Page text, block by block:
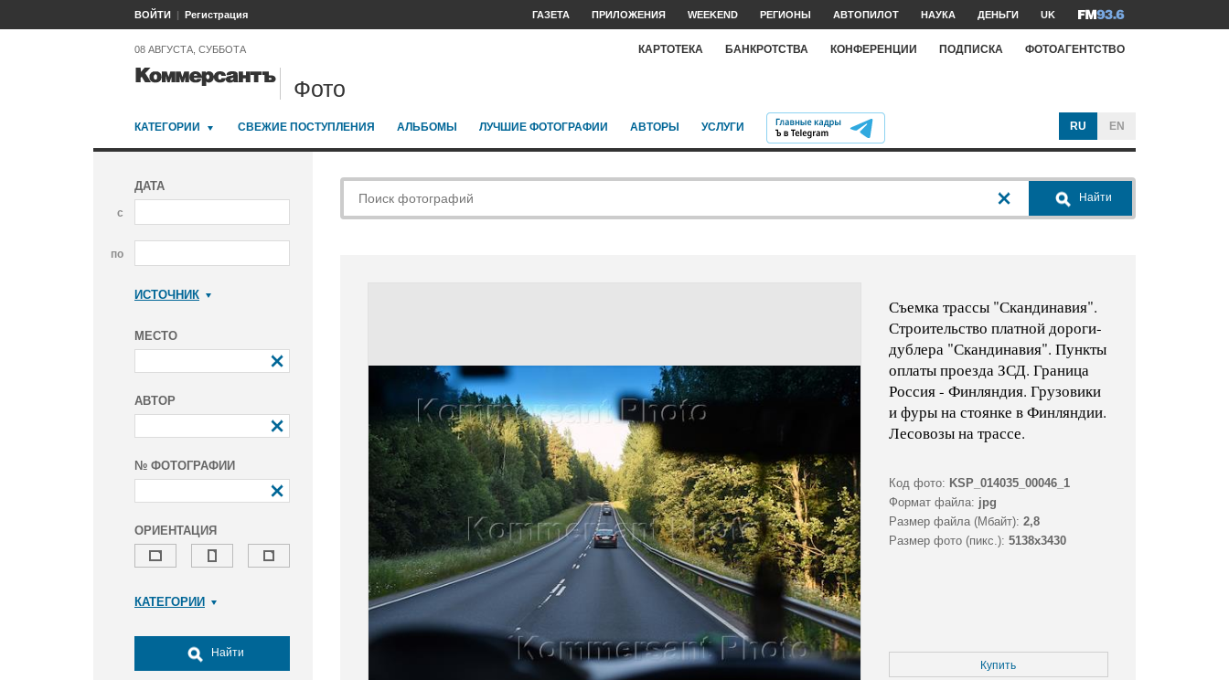
ВОЙТИ Регистрация ГАЗЕТА ПРИЛОЖЕНИЯ WEEKEND РЕГИОНЫ АВТОПИЛОТ НАУКА ДЕНЬГИ UK
08 АВГУСТА, СУББОТА КАРТОТЕКА БАНКРОТСТВА КОНФЕРЕНЦИИ ПОДПИСКА ФОТОАГЕНТСТВО
Фото
КАТЕГОРИИ СВЕЖИЕ ПОСТУПЛЕНИЯ АЛЬБОМЫ ЛУЧШИЕ ФОТОГРАФИИ АВТОРЫ УСЛУГИ RU EN
ДАТА
с
по
ИСТОЧНИК
МЕСТО
АВТОР
№ ФОТОГРАФИИ
ОРИЕНТАЦИЯ
КАТЕГОРИИ
Досуг, туризм и отдых
Культура
Найти
Найти
Съемка трассы "Скандинавия".
Строительство платной дороги-
дублера "Скандинавия". Пункты
оплаты проезда ЗСД. Граница
Россия - Финляндия. Грузовики
и фуры на стоянке в Финляндии.
Лесовозы на трассе.
Код фото: KSP_014035_00046_1
Формат файла: jpg
Размер файла (Мбайт): 2,8
Размер фото (пикс.): 5138x3430
Купить